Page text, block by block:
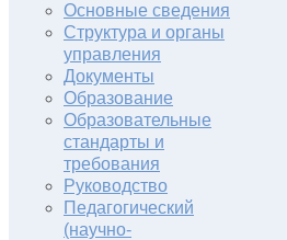
Основные сведения
Структура и органы
управления
Документы
Образование
Образовательные
стандарты и
требования
Руководство
Педагогический
(научно-